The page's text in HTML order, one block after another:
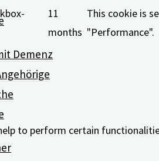
Demenz
11
months
This cookie is
"Performance".
11
months
to perform certain